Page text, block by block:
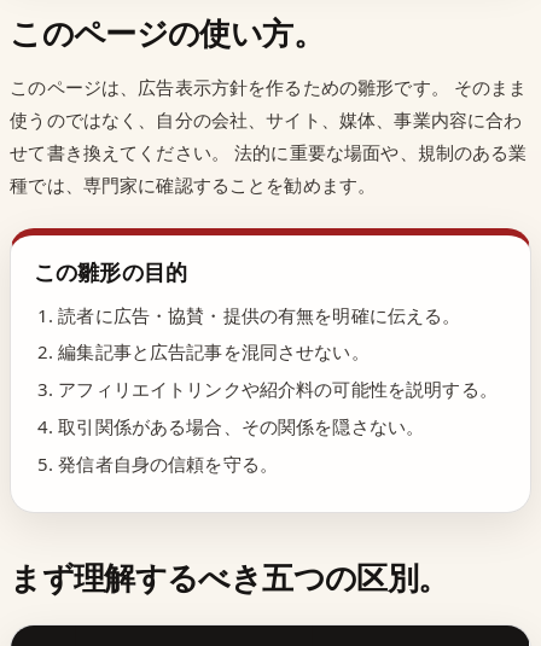
このページの使い方。
このページは、広告表示方針を作るための雛形です。 そのまま
使うのではなく、自分の会社、サイト、媒体、事業内容に合わ
せて書き換えてください。 法的に重要な場面や、規制のある業
種では、専門家に確認することを勧めます。
この雛形の目的
読者に広告・協賛・提供の有無を明確に伝える。
編集記事と広告記事を混同させない。
アフィリエイトリンクや紹介料の可能性を説明する。
取引関係がある場合、その関係を隠さない。
発信者自身の信頼を守る。
まず理解するべき五つの区別。